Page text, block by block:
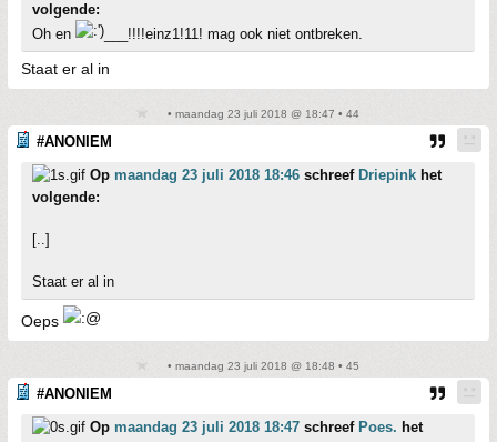
volgende:
Oh en
___!!!!einz1!11! mag ook niet ontbreken.
Staat er al in
• maandag 23 juli 2018 @ 18:47 • 44
#ANONIEM
Op maandag 23 juli 2018 18:46 schreef Driepink het
volgende:
[..]
Staat er al in
Oeps
• maandag 23 juli 2018 @ 18:48 • 45
#ANONIEM
Op maandag 23 juli 2018 18:47 schreef Poes. het